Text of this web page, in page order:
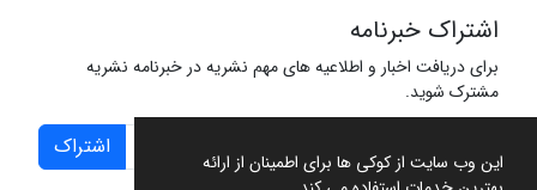
این وب سایت از کوکی ها برای اطمینان از ارائه
اشتراک خبرنامه
برای دریافت اخبار و اطلاعیه های مهم نشریه در خبرنامه نشریه
مشترک شوید.
اشتراک